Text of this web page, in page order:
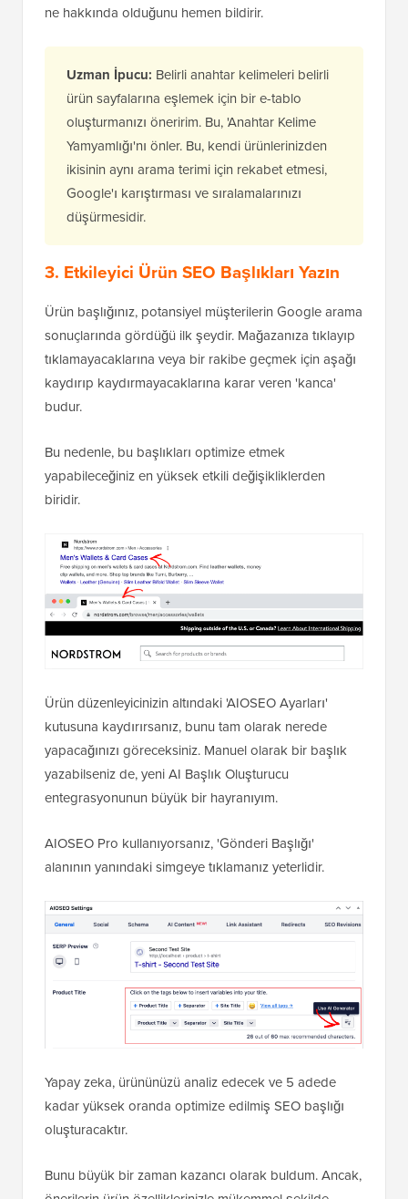
ne hakkında olduğunu hemen bildirir.
Uzman İpucu: Belirli anahtar kelimeleri belirli
ürün sayfalarına eşlemek için bir e-tablo
oluşturmanızı öneririm. Bu, 'Anahtar Kelime
Yamyamlığı'nı önler. Bu, kendi ürünlerinizden
ikisinin aynı arama terimi için rekabet etmesi,
Google'ı karıştırması ve sıralamalarınızı
düşürmesidir.
3. Etkileyici Ürün SEO Başlıkları Yazın
Ürün başlığınız, potansiyel müşterilerin Google arama
sonuçlarında gördüğü ilk şeydir. Mağazanıza tıklayıp
tıklamayacaklarına veya bir rakibe geçmek için aşağı
kaydırıp kaydırmayacaklarına karar veren 'kanca'
budur.
Bu nedenle, bu başlıkları optimize etmek
yapabileceğiniz en yüksek etkili değişikliklerden
biridir.
Ürün düzenleyicinizin altındaki 'AIOSEO Ayarları'
kutusuna kaydırırsanız, bunu tam olarak nerede
yapacağınızı göreceksiniz. Manuel olarak bir başlık
yazabilseniz de, yeni AI Başlık Oluşturucu
entegrasyonunun büyük bir hayranıyım.
AIOSEO Pro kullanıyorsanız, 'Gönderi Başlığı'
alanının yanındaki simgeye tıklamanız yeterlidir.
Yapay zeka, ürününüzü analiz edecek ve 5 adede
kadar yüksek oranda optimize edilmiş SEO başlığı
oluşturacaktır.
Bunu büyük bir zaman kazancı olarak buldum. Ancak,